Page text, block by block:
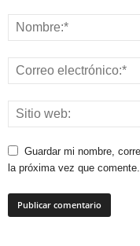
Guardar mi nombre,
la próxima vez que comente.